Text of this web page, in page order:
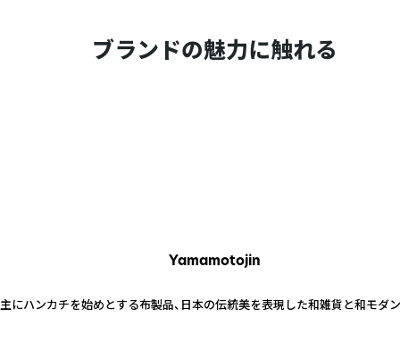
ブランドの魅力に触れる
Yamamotojin
主にハンカチを始めとする布製品、日本の伝統美を表現した和雑貨と和モダ